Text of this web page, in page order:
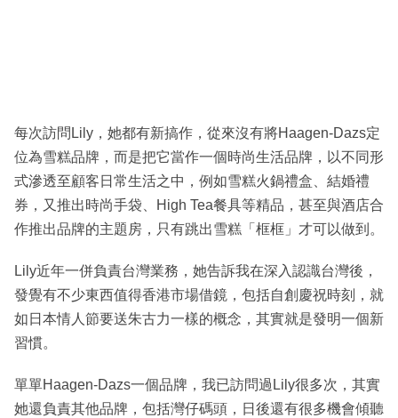
每次訪問Lily，她都有新搞作，從來沒有將Haagen-Dazs定
位為雪糕品牌，而是把它當作一個時尚生活品牌，以不同形
式滲透至顧客日常生活之中，例如雪糕火鍋禮盒、結婚禮
券，又推出時尚手袋、High Tea餐具等精品，甚至與酒店合
作推出品牌的主題房，只有跳出雪糕「框框」才可以做到。
Lily近年一併負責台灣業務，她告訴我在深入認識台灣後，
發覺有不少東西值得香港市場借鏡，包括自創慶祝時刻，就
如日本情人節要送朱古力一樣的概念，其實就是發明一個新
習慣。
單單Haagen-Dazs一個品牌，我已訪問過Lily很多次，其實
她還負責其他品牌，包括灣仔碼頭，日後還有很多機會傾聽